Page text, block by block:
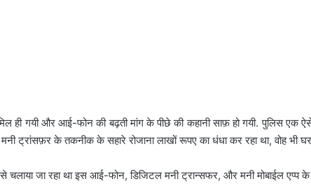
ही गयी और आई-फोन की बढ़ती मांग के पीछे की कहानी साफ़ हो गयी. पुलिस एक
ट्रांसफ़र के तकनीक के सहारे रोजाना लाखों रूपए का धंधा कर रहा था, वोह भी
जा रहा था इस आई-फोन, डिजिटल मनी ट्रान्सफर, और मनी मोबाईल एप्प